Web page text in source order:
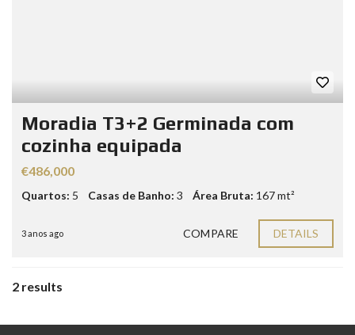
Moradia T3+2 Germinada com
cozinha equipada
€486,000
Quartos: 5 Casas de Banho: 3 Área Bruta: 167 mt²
3 anos ago COMPARE DETAILS
2 results